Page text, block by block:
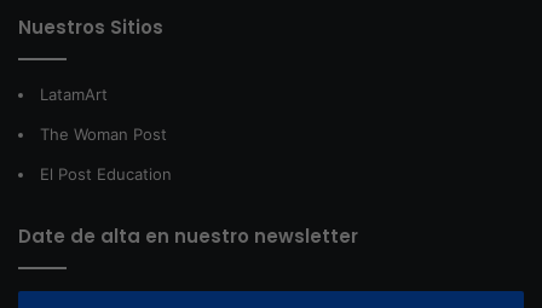
Nuestros Sitios
LatamArt
The Woman Post
El Post Education
Date de alta en nuestro newsletter